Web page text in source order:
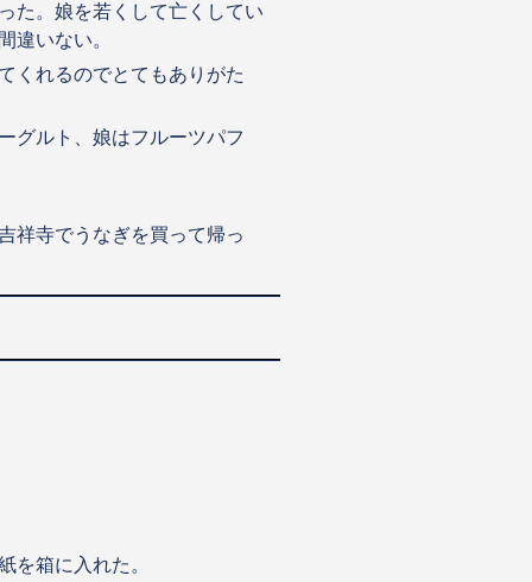
た。娘を若くして亡くしてい
違いない。
くれるのでとてもありがた
グルト、娘はフルーツパフ
祥寺でうなぎを買って帰っ
を箱に入れた。